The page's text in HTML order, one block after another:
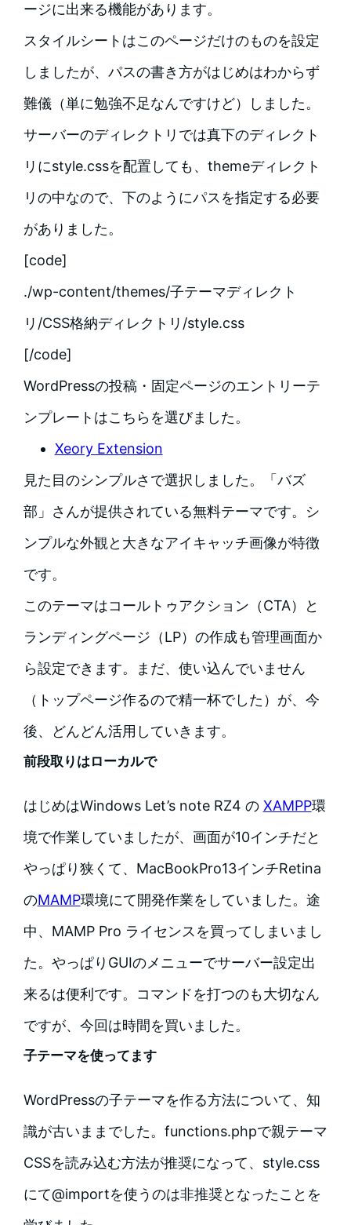
ージに出来る機能があります。
スタイルシートはこのページだけのものを設定
しましたが、パスの書き方がはじめはわからず
難儀（単に勉強不足なんですけど）しました。
サーバーのディレクトリでは真下のディレクト
リにstyle.cssを配置しても、themeディレクト
リの中なので、下のようにパスを指定する必要
がありました。
[code]
./wp-content/themes/子テーマディレクト
リ/CSS格納ディレクトリ/style.css
[/code]
WordPressの投稿・固定ページのエントリーテ
ンプレートはこちらを選びました。
Xeory Extension
見た目のシンプルさで選択しました。「バズ
部」さんが提供されている無料テーマです。シ
ンプルな外観と大きなアイキャッチ画像が特徴
です。
このテーマはコールトゥアクション（CTA）と
ランディングページ（LP）の作成も管理画面か
ら設定できます。まだ、使い込んでいません
（トップページ作るので精一杯でした）が、今
後、どんどん活用していきます。
前段取りはローカルで
はじめはWindows Let’s note RZ4 の XAMPP環
境で作業していましたが、画面が10インチだと
やっぱり狭くて、MacBookPro13インチRetina
のMAMP環境にて開発作業をしていました。途
中、MAMP Pro ライセンスを買ってしまいまし
た。やっぱりGUIのメニューでサーバー設定出
来るは便利です。コマンドを打つのも大切なん
ですが、今回は時間を買いました。
子テーマを使ってます
WordPressの子テーマを作る方法について、知
識が古いままでした。functions.phpで親テーマ
CSSを読み込む方法が推奨になって、style.css
にて@importを使うのは非推奨となったことを